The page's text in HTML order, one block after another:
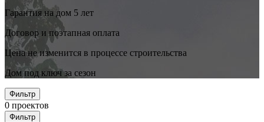
Гарантия на дом 5 лет
Договор и поэтапная оплата
Цена не изменится в процессе строительства
Дом под ключ за сезон
Фильтр
0 проектов
Фильтр